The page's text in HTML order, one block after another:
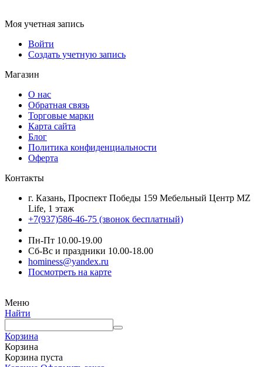
Моя учетная запись
Войти
Создать учетную запись
Магазин
О нас
Обратная связь
Торговые марки
Карта сайта
Блог
Политика конфиденциальности
Оферта
Контакты
г. Казань, Проспект Победы 159 Мебельный Центр MZ
Life, 1 этаж
+7(937)586-46-75 (звонок бесплатный)
Пн-Пт 10.00-19.00
Сб-Вс и праздники 10.00-18.00
hominess@yandex.ru
Посмотреть на карте
Меню
Найти
Корзина
Корзина
Корзина пуста